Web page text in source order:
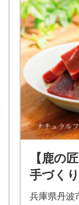
【鹿の
手づく
2品 犬
兵庫県丹波